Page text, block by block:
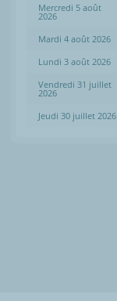
Mercredi 5 août
2026
Mardi 4 août 2026
Lundi 3 août 2026
Vendredi 31 juillet
2026
Jeudi 30 juillet 2026